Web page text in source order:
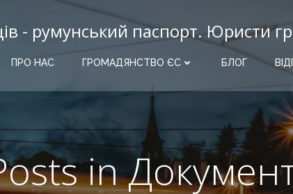
- румунський паспорт. Юристи
ПРО НАС ГРОМАДЯНСТВО ЄС БЛОГ
in